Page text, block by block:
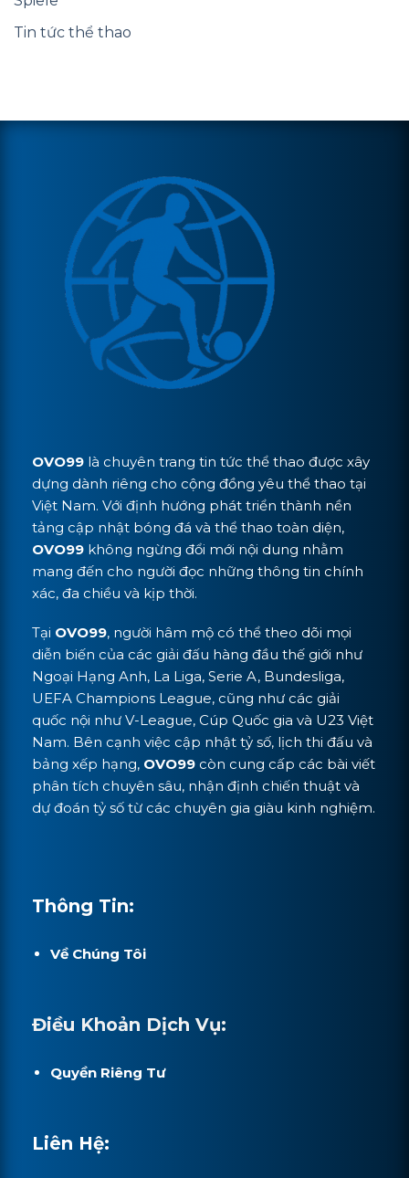
Tin tức thể thao
OVO99 là chuyên trang tin tức thể thao được xây
dựng dành riêng cho cộng đồng yêu thể thao tại
Việt Nam. Với định hướng phát triển thành nền
tảng cập nhật bóng đá và thể thao toàn diện,
OVO99 không ngừng đổi mới nội dung nhằm
mang đến cho người đọc những thông tin chính
xác, đa chiều và kịp thời.
Tại OVO99, người hâm mộ có thể theo dõi mọi
diễn biến của các giải đấu hàng đầu thế giới như
Ngoại Hạng Anh, La Liga, Serie A, Bundesliga,
UEFA Champions League, cũng như các giải
quốc nội như V-League, Cúp Quốc gia và U23 Việt
Nam. Bên cạnh việc cập nhật tỷ số, lịch thi đấu và
bảng xếp hạng, OVO99 còn cung cấp các bài viết
phân tích chuyên sâu, nhận định chiến thuật và
dự đoán tỷ số từ các chuyên gia giàu kinh nghiệm.
Thông Tin:
Về Chúng Tôi
Điều Khoản Dịch Vụ:
Quyền Riêng Tư
Liên Hệ: